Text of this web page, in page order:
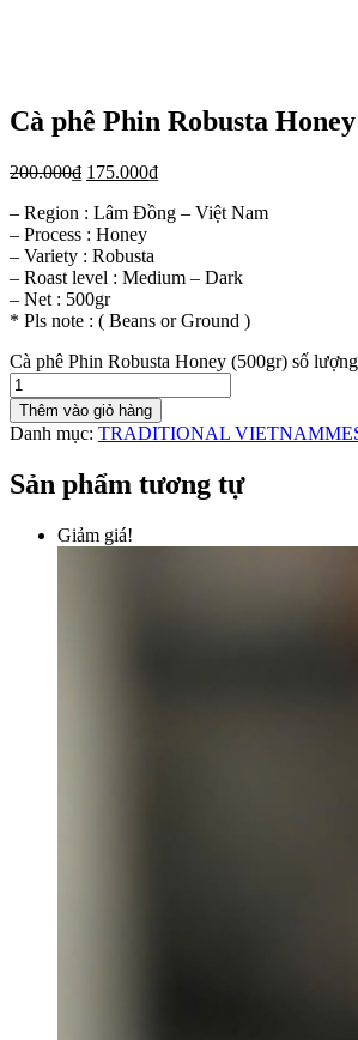
Cà phê Phin Robusta
200.000₫ 175.000₫
– Region : Lâm Đồng – Việt Nam
– Process : Honey
– Variety : Robusta
– Roast level : Medium – Dark
– Net : 500gr
* Pls note : ( Beans or Ground )
Cà phê Phin Robusta Honey (500gr) số lượng
Thêm vào giỏ hàng
Danh mục: TRADITIONAL
Sản phẩm tương tự
Giảm giá!